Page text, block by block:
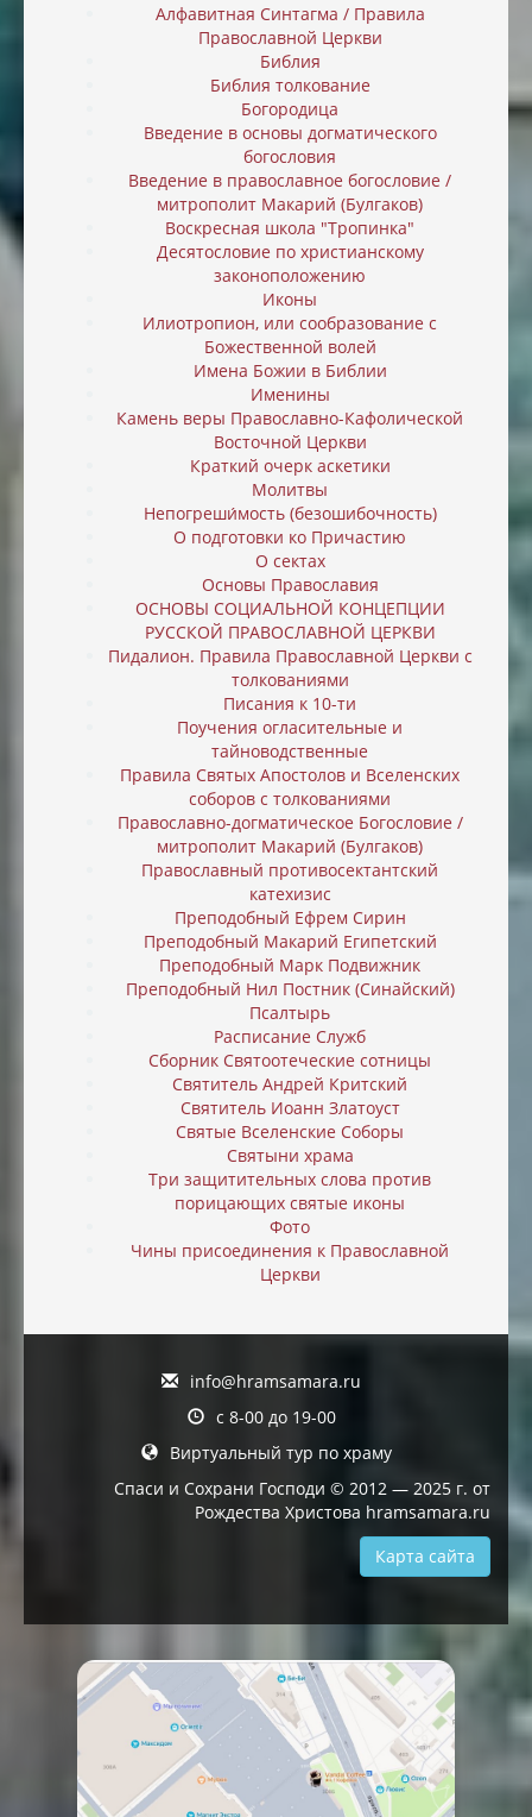
Алфавитная Синтагма / Правила
Православной Церкви
Библия
Библия толкование
Богородица
Введение в основы догматического
богословия
Введение в православное богословие /
митрополит Макарий (Булгаков)
Воскресная школа "Тропинка"
Десятословие по христианскому
законоположению
Иконы
Илиотропион, или cообразование с
Божественной волей
Имена Божии в Библии
Именины
Камень веры Православно-Кафолической
Восточной Церкви
Краткий очерк аскетики
Молитвы
Непогреши́мость (безошибочность)
О подготовки ко Причастию
О сектах
Основы Православия
ОСНОВЫ СОЦИАЛЬНОЙ КОНЦЕПЦИИ
РУССКОЙ ПРАВОСЛАВНОЙ ЦЕРКВИ
Пидалион. Правила Православной Церкви с
толкованиями
Писания к 10-ти
Поучения огласительные и
тайноводственные
Правила Святых Апостолов и Вселенских
соборов с толкованиями
Православно-догматическое Богословие /
митрополит Макарий (Булгаков)
Православный противосектантский
катехизис
Преподобный Ефрем Сирин
Преподобный Макарий Египетский
Преподобный Марк Подвижник
Преподобный Нил Постник (Синайский)
Псалтырь
Расписание Служб
Сборник Святоотеческие сотницы
Святитель Андрей Критский
Святитель Иоанн Златоуст
Святые Вселенские Соборы
Святыни храма
Три защитительных слова против
порицающих святые иконы
Фото
Чины присоединения к Православной
Церкви
info@hramsamara.ru
с 8-00 до 19-00
Виртуальный тур по храму
Спаси и Сохрани Господи © 2012 — 2025 г. от
Рождества Христова hramsamara.ru
Карта сайта